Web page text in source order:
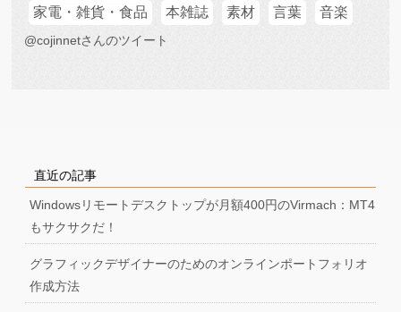
家電・雑貨・食品 本雑誌 素材 言葉 音楽
@cojinnetさんのツイート
直近の記事
Windowsリモートデスクトップが月額400円のVirmach：MT4
もサクサクだ！
グラフィックデザイナーのためのオンラインポートフォリオ
作成方法